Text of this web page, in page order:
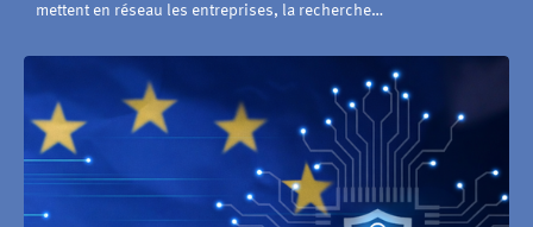
mettent en réseau les entreprises, la recherche…